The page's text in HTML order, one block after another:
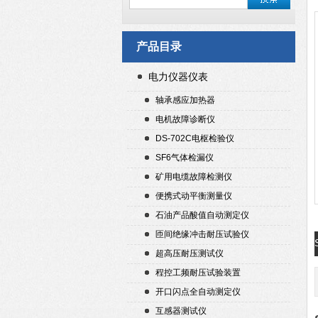
产品目录
电力仪器仪表
轴承感应加热器
电机故障诊断仪
DS-702C电枢检验仪
SF6气体检漏仪
矿用电缆故障检测仪
便携式动平衡测量仪
石油产品酸值自动测定仪
匝间绝缘冲击耐压试验仪
超高压耐压测试仪
程控工频耐压试验装置
开口闪点全自动测定仪
互感器测试仪